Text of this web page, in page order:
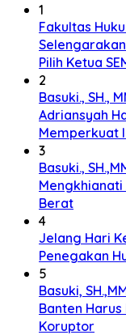
1
Fakultas
Pilih Ketua
2
Basuki., SH.,
Adriansyah
Memperkuat
3
Basuki.,
Mengkhianati
Berat
4
Jelang Hari
Penegakan
5
Basuki,
Banten
Koruptor